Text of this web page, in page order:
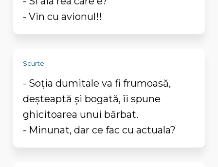
- Vin cu avionul!!
Scurte
- Soția dumitale va fi frumoasă,
deșteaptă și bogată, îi spune
ghicitoarea unui bărbat.
- Minunat, dar ce fac cu actuala?